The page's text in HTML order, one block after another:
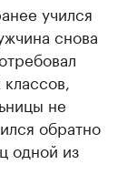
учился
снова
не
обратно
одной из